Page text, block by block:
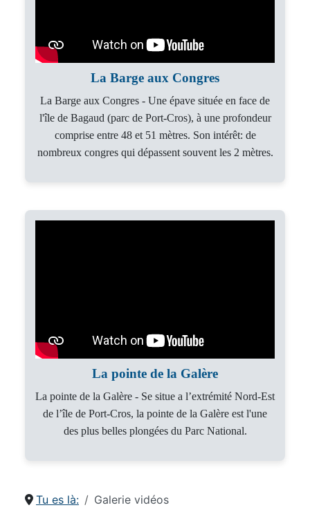
Tu es là: Galerie vidéos
La Barge aux Congres
La Barge aux Congres - Une épave située en face de
l'île de Bagaud (parc de Port-Cros), à une profondeur
comprise entre 48 et 51 mètres. Son intérêt: de
nombreux congres qui dépassent souvent les 2 mètres.
La pointe de la Galère
La pointe de la Galère - Se situe a l’extrémité Nord-Est
de l’île de Port-Cros, la pointe de la Galère est l'une
des plus belles plongées du Parc National.